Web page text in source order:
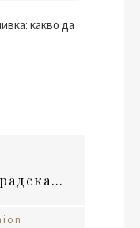
Стилен багаж за градска почивка: какво да вземем със себе си?